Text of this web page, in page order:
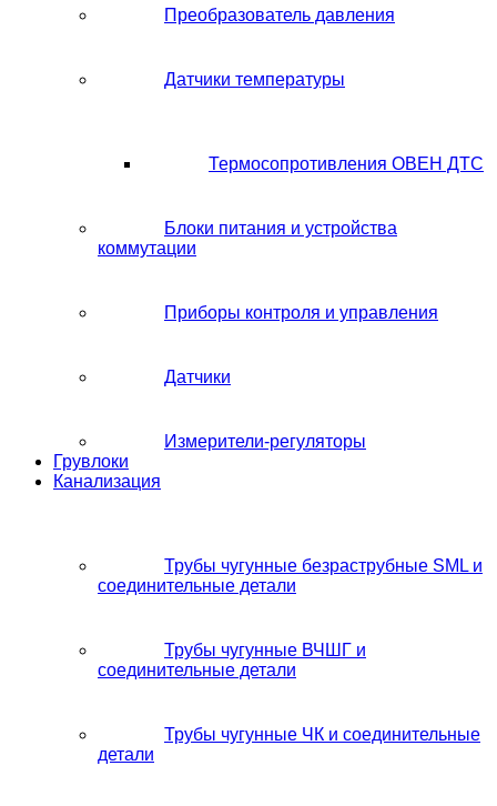
Преобразователь давления
Датчики температуры
Термосопротивления ОВЕН ДТС
Блоки питания и устройства
коммутации
Приборы контроля и управления
Датчики
Измерители-регуляторы
Грувлоки
Канализация
Трубы чугунные безраструбные SML и
соединительные детали
Трубы чугунные ВЧШГ и
соединительные детали
Трубы чугунные ЧК и соединительные
детали